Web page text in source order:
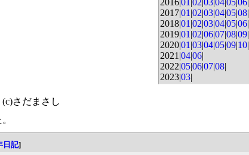
2017|01 |02|03|04|05|08|
2018|01 |02|03|04|05|06|
2019|01 |02|06|07|08|09|
2020|01 |03|04|05|09|10|
2021|04|06|
2022|05|06|07|08|
2023|03|
さだまさし
日記]